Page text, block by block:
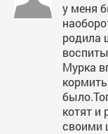
у меня
родила
Мурка
котят и
своими